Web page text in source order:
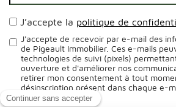
J’accepte la politique de
J'accepte de recevoir par e-mail des
de Pigeault Immobilier. Ces e-mails
technologies de suivi (pixels)
ouverture et d'améliorer nos
retirer mon consentement à tout
désinscription présent dans chaque e-